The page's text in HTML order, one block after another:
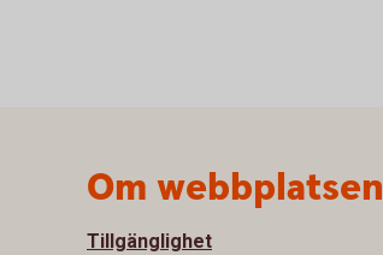
Om webbplatsen
Tillgänglighet